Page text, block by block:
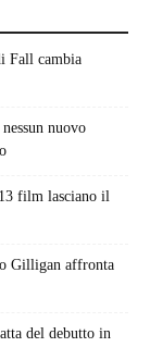
Fall cambia
nuovo
film lasciano il
Gilligan affronta
del debutto in